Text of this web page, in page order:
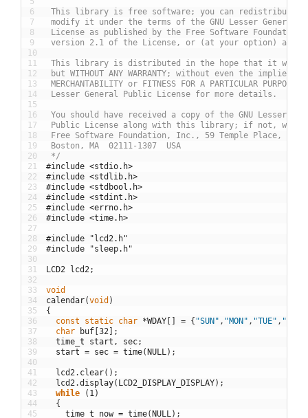
6
7
8
9
10
11
12
13
14
15
16
17
18
19
20
21
22
23
24
25
26
27
28
29
30
31
32
33
34
35
36
37
38
39
40
41
42
43
44
45
This library is free software; you can redistribute
modify it under the terms of the GNU Lesser General
License as published by the Free Software
version 2.1 of the License, or (at your option) any
This library is distributed in the hope that it will
but WITHOUT ANY WARRANTY; without even the implied
MERCHANTABILITY or FITNESS FOR A PARTICULAR PURPOSE.
Lesser General Public License for more details.
You should have received a copy of the GNU Lesser
Public License along with this library; if not,
Free Software Foundation, Inc., 59 Temple Place,
Boston, MA  02111-1307  USA
*/
#include <stdio.h>
#include <stdlib.h>
#include <stdbool.h>
#include <stdint.h>
#include <errno.h>
#include <time.h>
#include "lcd2.h"
#include "sleep.h"
LCD2 lcd2;
void
calendar(void )
{
const
static char *WDAY = { "SUN" , "MON" , "TUE" , "WED"
char
buf 32
;
time t start , sec;
start = sec = time( NULL) ;
lcd2. clear( ) ;
lcd2.display( LCD2_DISPLAY_DISPLAY) ;
while
( 1)
{
time t now = time( NULL) ;